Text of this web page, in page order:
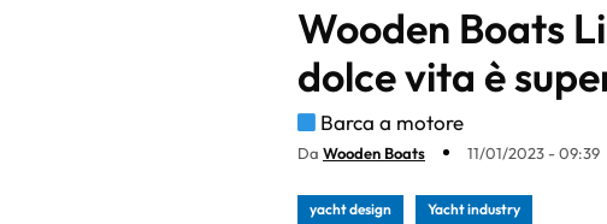
Wooden Boats
dolce vita è
Barca a motore
Da Wooden Boats 11/01/2023 - 09:39
yacht design Yacht industry